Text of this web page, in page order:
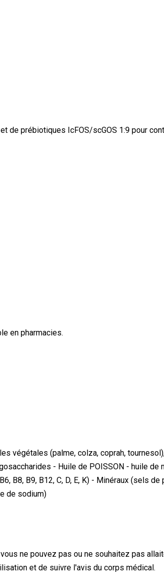
prébiotiques IcFOS/scGOS 1:9 pour
en pharmacies.
végétales (palme, colza, coprah,
- Huile de POISSON - huile de
B8, B9, B12, C, D, E, K) - Minéraux (sels
de sodium)
ne pouvez pas ou ne souhaitez pas
et de suivre l'avis du corps médical.